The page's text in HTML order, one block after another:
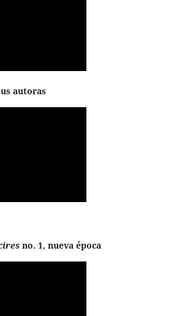
autoras
no. 1, nueva época